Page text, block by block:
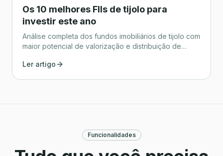
Os 10 melhores FIIs de tijolo para
investir este ano
Análise completa dos fundos imobiliários de tijolo com
maior potencial de valorização e distribuição de
Ler artigo
Funcionalidades